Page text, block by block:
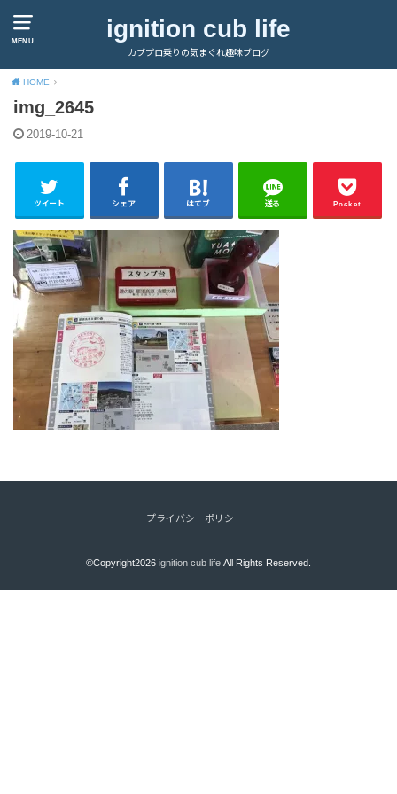
MENU ignition cub life
カブプロ乗りの気まぐれ趣味ブログ
HOME
img_2645
2019-10-21
ツイート シェア はてブ 送る Pocket
プライバシーポリシー
©Copyright2026 ignition cub life.All Rights Reserved.